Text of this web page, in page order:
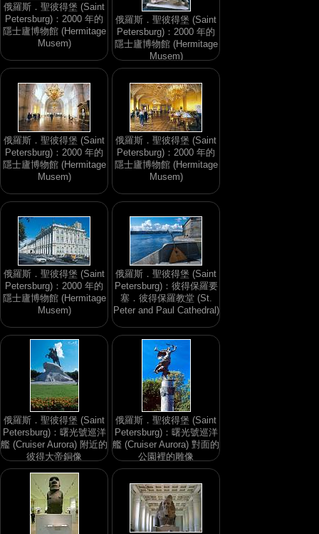
俄羅斯．聖彼得堡 (Saint
Petersburg)：2000 年的
隱士廬博物館 (Hermitage
Musem)
俄羅斯．聖彼得堡 (Saint
Petersburg)：2000 年的
隱士廬博物館 (Hermitage
Musem)
俄羅斯．聖彼得堡 (Saint
Petersburg)：2000 年的
隱士廬博物館 (Hermitage
Musem)
俄羅斯．聖彼得堡 (Saint
Petersburg)：2000 年的
隱士廬博物館 (Hermitage
Musem)
俄羅斯．聖彼得堡 (Saint
Petersburg)：2000 年的
隱士廬博物館 (Hermitage
Musem)
俄羅斯．聖彼得堡 (Saint
Petersburg)：彼得保羅要
塞．彼得保羅教堂 (St.
Peter and Paul Cathedral)
俄羅斯．聖彼得堡 (Saint
Petersburg)：曙光號巡洋
艦 (Cruiser Aurora) 附近的
彼得大帝銅像
俄羅斯．聖彼得堡 (Saint
Petersburg)：曙光號巡洋
艦 (Cruiser Aurora) 對面的
公園裡的雕像